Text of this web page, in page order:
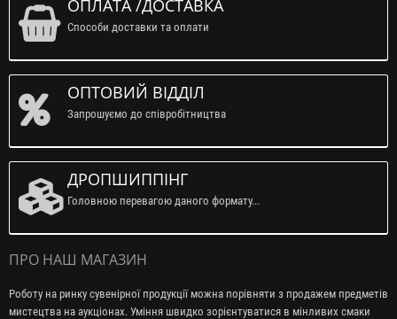
ОПЛАТА /ДОСТАВКА
Способи доставки та оплати
ОПТОВИЙ ВІДДІЛ
Запрошуємо до співробітництва
ДРОПШИППІНГ
Головною перевагою даного формату...
ПРО НАШ МАГАЗИН
Роботу на ринку сувенірної продукції можна порівняти з продажем предметів
мистецтва на аукціонах. Уміння швидко зорієнтуватися в мінливих смаки